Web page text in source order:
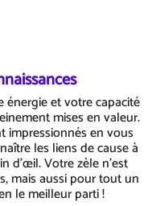
et votre capacité
mises en valeur.
impressionnés en vous
les liens de cause à
d'œil. Votre zèle n'est
mais aussi pour tout un
le meilleur parti !